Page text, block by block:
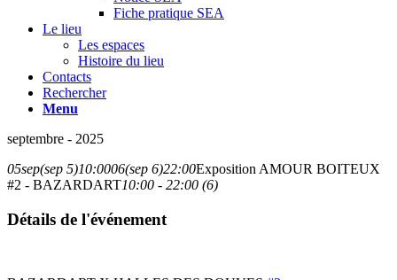
Fiche pratique SEA
Le lieu
Les espaces
Histoire du lieu
Contacts
Rechercher
Menu
septembre - 2025
05sep(sep 5)10:0006(sep 6)22:00Exposition AMOUR BOITEUX
#2 - BAZARDART10:00 - 22:00 (6)
Détails de l'événement